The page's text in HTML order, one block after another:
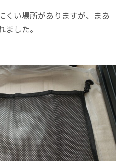
くい場所がありますが、まあ
した。